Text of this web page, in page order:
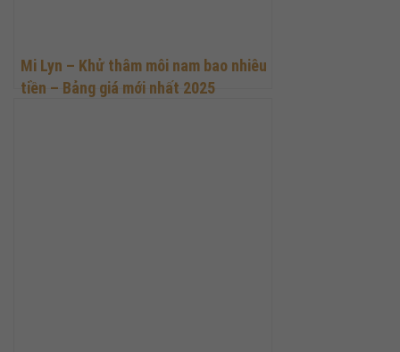
Mi Lyn – Khử thâm môi nam bao nhiêu
tiền – Bảng giá mới nhất 2025